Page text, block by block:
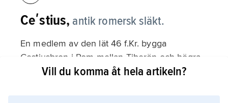
Ceʹstius, antik romersk släkt.
En medlem av den lät 46 f.Kr. bygga
Cestiusbron i Rom mellan Tiberön och högra
Tiberstranden. Se även
Vill du komma åt hela artikeln?